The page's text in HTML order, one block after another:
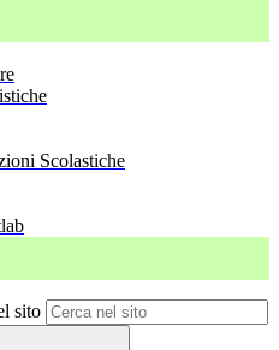
Scolastiche
sito